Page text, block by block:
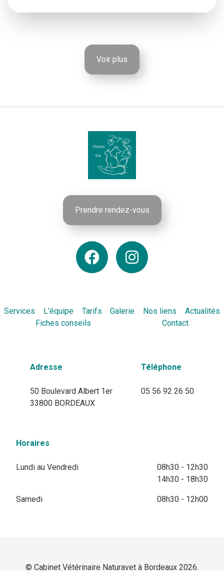
Voir plus
Prendre rendez-vous
Services L'équipe Tarifs Galerie Nos liens
Actualités
Fiches conseils
Contact
Adresse
50 Boulevard Albert 1er
33800 BORDEAUX
Téléphone
05 56 92 26 50
Horaires
Lundi au Vendredi
08h30 - 12h30
14h30 - 18h30
Samedi 08h30 - 12h00
© Cabinet Vétérinaire Naturavet à Bordeaux 2026.